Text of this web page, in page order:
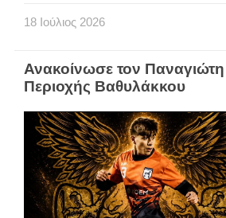
18 Ιούλιος 2026
Ανακοίνωσε τον Παναγιώτη
Περιοχής Βαθυλάκκου